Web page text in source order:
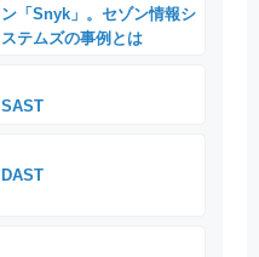
ン「Snyk」。セゾン情報シ
ステムズの事例とは
SAST
DAST